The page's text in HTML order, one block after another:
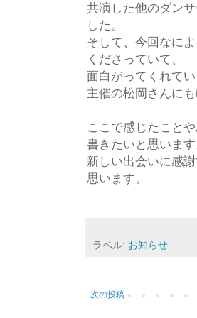
共演した他のダン
した。
そして、今回なに
くださっていて、
面白がってくれて
主催の松岡さんに
ここで感じたこと
書きたいと思います
新しい出会いに感
思います。
ラベル: お知らせ
次の投稿